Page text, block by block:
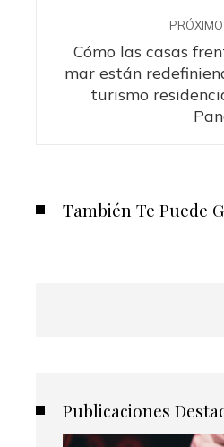
Cómo las casas
mar están
turismo
También Te Puede
Publicaciones